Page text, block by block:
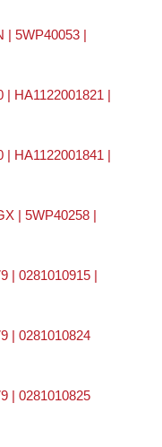
| 5WP40053 |
| HA1122001821 |
| HA1122001841 |
| 5WP40258 |
| 0281010915 |
| 0281010824
| 0281010825